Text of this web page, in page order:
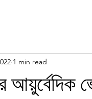
আয়ুর্বেদিক
1 min read